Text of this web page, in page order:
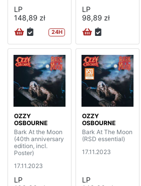
LP
148,89 zł
24H
LP
98,89 zł
OZZY
OSBOURNE
Bark At the Moon
(40th anniversary
edition, incl.
Poster)
17.11.2023
LP
OZZY
OSBOURNE
Bark At The Moon
(RSD essential)
17.11.2023
LP